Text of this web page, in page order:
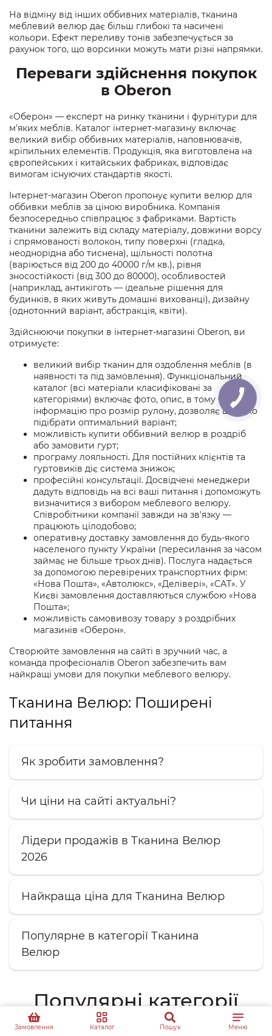
На відміну від інших оббивних матеріалів, тканина
меблевий велюр дає більш глибокі та насичені
кольори. Ефект переливу тонів забезпечується за
рахунок того, що ворсинки можуть мати різні напрямки.
Переваги здійснення покупок
в Oberon
«Оберон» — експерт на ринку тканини і фурнітури для
м'яких меблів. Каталог інтернет-магазину включає
великий вибір оббивних матеріалів, наповнювачів,
кріпильних елементів. Продукція, яка виготовлена​ на
європейських і китайських фабриках, відповідає
вимогам існуючих стандартів якості.
Інтернет-магазин Oberon пропонує купити велюр для
оббивки меблів за ціною виробника. Компанія
безпосередньо співпрацює з фабриками. Вартість
тканини залежить від складу матеріалу, довжини ворсу
і спрямованості волокон, типу поверхні (гладка,
неоднорідна або тиснена), щільності полотна
(варіюється від 200 до 40000 г/м кв.), рівня
зносостійкості (від 300 до 80000), особливостей
(наприклад, антикіготь — ідеальне рішення для
будинків, в яких живуть домашні вихованці), дизайну
(однотонний варіант, абстракція, квіти).
Здійснюючи покупки в інтернет-магазині Oberon, ви
отримуєте:
великий вибір тканин для оздоблення меблів (в
наявності та під замовлення). Функціональний
каталог (всі матеріали класифіковані за
категоріями) включає фото, опис, в тому числі
інформацію про розмір рулону, дозволяє швидко
підібрати оптимальний варіант;
можливість купити оббивний велюр в роздріб
або замовити гурт;
програму лояльності. Для постійних клієнтів та
гуртовиків діє система знижок;
професійні консультації. Досвідчені менеджери
дадуть відповідь на всі ваші питання і допоможуть
визначитися з вибором меблевого велюру.
Співробітники компанії завжди на зв'язку —
працюють цілодобово;
оперативну доставку замовлення до будь-якого
населеного пункту України (пересилання за часом
займає не більше трьох днів). Послуга надається
за допомогою перевірених транспортних фірм:
«Нова Пошта», «Автолюкс», «Делівері», «САТ». У
Києві замовлення доставляються службою «Нова
Пошта»;
можливість самовивозу товару з роздрібних
магазинів «Оберон».
Створюйте замовлення на сайті в зручний час, а
команда професіоналів Oberon забезпечить вам
найкращі умови для покупки меблевого велюру.
Тканина Велюр: Поширені
питання
Як зробити замовлення?
Чи ціни на сайті актуальні?
Лідери продажів в Тканина Велюр
2026
Найкраща ціна для Тканина Велюр
Популярне в категорії Тканина
Велюр
Популярні категорії
товарів
Замовлення Каталог Пошук Меню